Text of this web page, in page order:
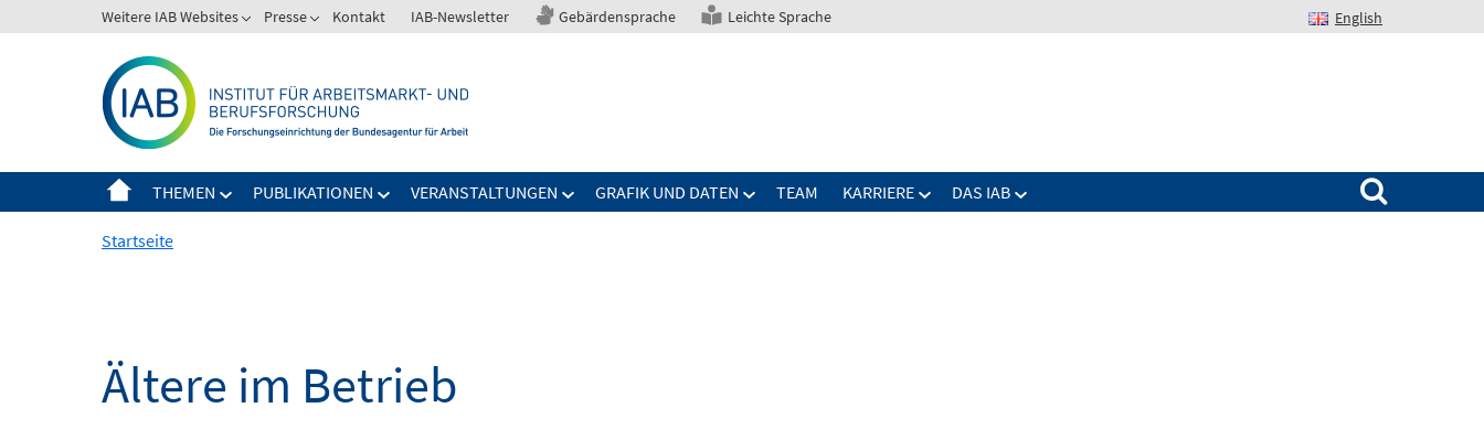
zum
Weitere IAB Websites Presse Kontakt IAB-Newsletter Gebärdensprache Leichte Sprache English
THEMEN PUBLIKATIONEN VERANSTALTUNGEN GRAFIK UND DATEN TEAM KARRIERE DAS IAB
Suchen nach:
Startseite
Ältere im Betrieb